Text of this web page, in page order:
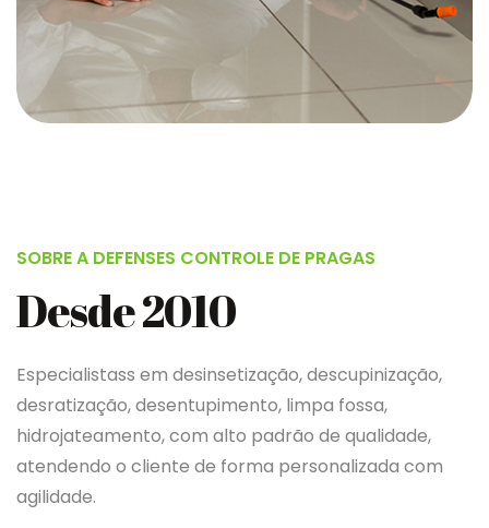
SOBRE A DEFENSES CONTROLE DE PRAGAS
Desde 2010
Especialistass em desinsetização, descupinização,
desratização, desentupimento, limpa fossa,
hidrojateamento, com alto padrão de qualidade,
atendendo o cliente de forma personalizada com
agilidade.